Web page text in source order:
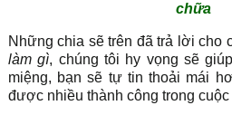
chữa
Những chia sẽ trên đã trả lời cho
làm gì, chúng tôi hy vọng sẽ
miệng, bạn sẽ tự tin thoải mái
được nhiều thành công trong cuộc